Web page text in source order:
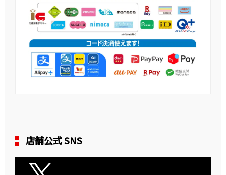
店舗公式 SNS